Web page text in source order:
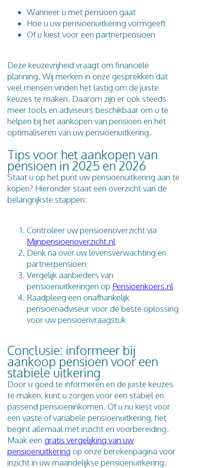
Wanneer u met pensioen gaat
Hoe u uw pensioenuitkering vormgeeft
Of u kiest voor een partnerpensioen
Deze keuzevrijheid vraagt om financiële
planning. Wij merken in onze gesprekken dat
veel mensen vinden het lastig om de juiste
keuzes te maken. Daarom zijn er ook steeds
meer tools en adviseurs beschikbaar om u te
helpen bij het aankopen van pensioen en het
optimaliseren van uw pensioenuitkering.
Tips voor het aankopen van
pensioen in 2025 en 2026
Staat u op het punt uw pensioenuitkering aan te
kopen? Hieronder staat een overzicht van de
belangrijkste stappen:
Controleer uw pensioenoverzicht via
Mijnpensioenoverzicht.nl
Denk na over uw levensverwachting en
partnerpensioen
Vergelijk aanbieders van
pensioenuitkeringen op Pensioenkoers.nl
Raadpleeg een onafhankelijk
pensioenadviseur voor de beste oplossing
voor uw pensioenvraagstuk
Conclusie: informeer bij
aankoop pensioen voor een
stabiele uitkering
Door u goed te informeren en de juiste keuzes
te maken, kunt u zorgen voor een stabiel en
passend pensioeninkomen. Of u nu kiest voor
een vaste of variabele pensioenuitkering, het
begint allemaal met inzicht en voorbereiding.
Maak een gratis vergelijking van uw
pensioenuitkering op onze berekenpagina voor
inzicht in uw maandelijkse pensioenuitkering.